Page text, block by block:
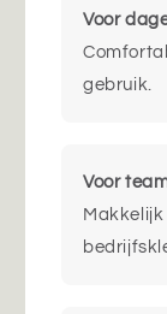
Voor
gebruik.
Voor